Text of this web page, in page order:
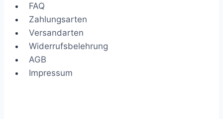
FAQ
Zahlungsarten
Versandarten
Widerrufsbelehrung
AGB
Impressum